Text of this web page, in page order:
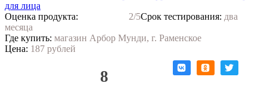
для лица
Оценка продукта:
2/5Срок тестирования: два
месяца
Где купить: магазин Арбор Мунди, г. Раменское
Цена: 187 рублей
8